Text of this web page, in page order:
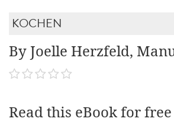
KOCHEN
By Joelle Herzfeld,
Read this eBook for